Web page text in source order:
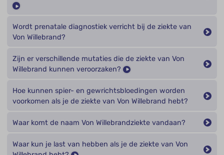
Wordt prenatale diagnostiek verricht bij de ziekte van
Von Willebrand?
Zijn er verschillende mutaties die de ziekte van Von
Willebrand kunnen veroorzaken?
Hoe kunnen spier- en gewrichtsbloedingen worden
voorkomen als je de ziekte van Von Willebrand hebt?
Waar komt de naam Von Willebrandziekte vandaan?
Waar kun je last van hebben als je de ziekte van Von